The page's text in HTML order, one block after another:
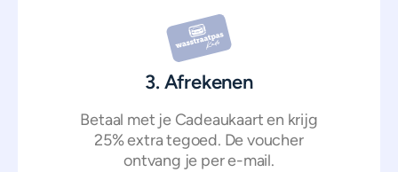
3. Afrekenen
Betaal met je Cadeaukaart en krijg
25% extra tegoed. De voucher
ontvang je per e-mail.